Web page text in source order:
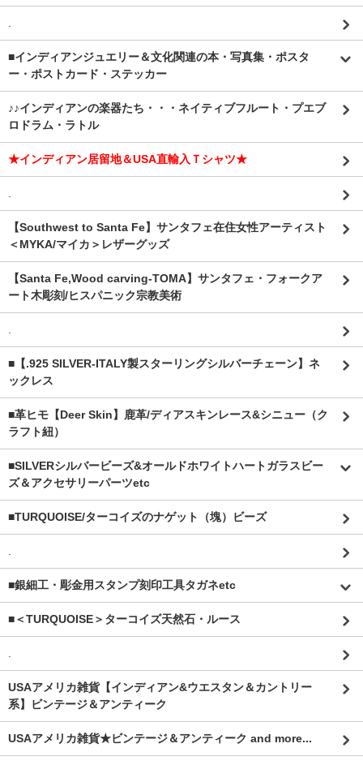
.
■インディアンジュエリー＆文化関連の本・写真集・ポスタ
ー・ポストカード・ステッカー
♪♪インディアンの楽器たち・・・ネイティブフルート・プエブ
ロドラム・ラトル
★インディアン居留地＆USA直輸入Ｔシャツ★
.
【Southwest to Santa Fe】サンタフェ在住女性アーティスト
＜MYKA/マイカ＞レザーグッズ
【Santa Fe,Wood carving-TOMA】サンタフェ・フォークア
ート木彫刻/ヒスパニック宗教美術
.
■【.925 SILVER-ITALY製スターリングシルバーチェーン】ネ
ックレス
■革ヒモ【Deer Skin】鹿革/ディアスキンレース&シニュー（ク
ラフト紐）
■SILVERシルバービーズ&オールドホワイトハートガラスビー
ズ＆アクセサリーパーツetc
■TURQUOISE/ターコイズのナゲット（塊）ビーズ
.
■銀細工・彫金用スタンプ刻印工具タガネetc
■＜TURQUOISE＞ターコイズ天然石・ルース
.
USAアメリカ雑貨【インディアン&ウエスタン＆カントリー
系】ビンテージ＆アンティーク
USAアメリカ雑貨★ビンテージ＆アンティーク and more...